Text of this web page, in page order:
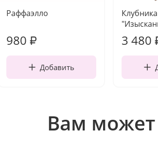
Раффаэлло
980 ₽
Добавить
3 480
Вам может